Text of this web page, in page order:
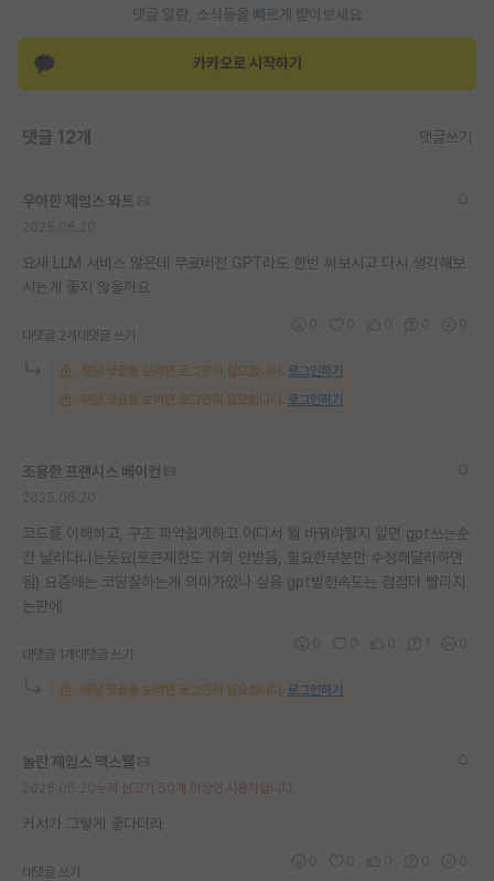
댓글 알람, 소식등을 빠르게 받아보세요
카카오로 시작하기
댓글 12개 댓글쓰기
우아한 제임스 와트
요새 LLM 서비스 많은데 무료버전 GPT라도 한번 써보시고 다시 생각해보
시는게 좋지 않을까요
대댓글 2개 대댓글 쓰기
해당 댓글을 보려면 로그인이 필요합니다. 로그인하기
해당 댓글을 보려면 로그인이 필요합니다. 로그인하기
조용한 프랜시스 베이컨
코드를 이해하고, 구조 파악쉽게하고 어디서 뭘 바꿔야할지 알면 gpt쓰는순
간 날라다니는듯요(토큰제한도 거의 안받음, 필요한부분만 수정해달라하면
됨) 요즘에는 코딩잘하는게 의미가있나 싶음 gpt발전속도는 점점더 빨리지
는판에
대댓글 1개 대댓글 쓰기
해당 댓글을 보려면 로그인이 필요합니다. 로그인하기
놀란 제임스 맥스웰
누적 신고가 50개 이상인 사용자입니다.
커서가 그렇게 좋다더라
대댓글 쓰기